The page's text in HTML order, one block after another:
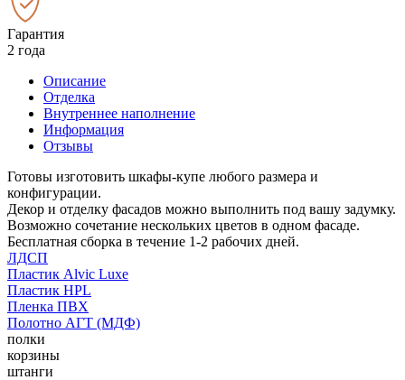
Гарантия
2 года
Описание
Отделка
Внутреннее наполнение
Информация
Отзывы
Готовы изготовить шкафы-купе любого размера и
конфигурации.
Декор и отделку фасадов можно выполнить под вашу задумку.
Возможно сочетание нескольких цветов в одном фасаде.
Бесплатная сборка в течение 1-2 рабочих дней.
ЛДСП
Пластик Alvic Luxe
Пластик HPL
Пленка ПВХ
Полотно АГТ (МДФ)
полки
корзины
штанги